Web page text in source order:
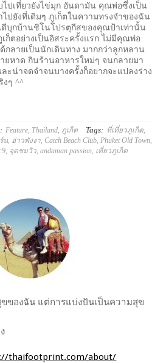
ไปเที่ยวยังไข่มุก อันดามัน คุณพ่อซึ่งเป็น
ปยังที่เดิมๆ ภูเก็ตในความทรงจำของฉัน
ดีบุกบ้านชิโนโปรตุกีสของคุณป้าเท่านั้น
ก็ตอย่างเป็นอิสระครั้งแรก ไม่มีคุณพ่อ
ลายเป็นนักเดินทาง มากกว่าลูกหลาน
ยหาด กินร้านอาหารใหม่ๆ จนกลายมา
ละน่าจดจำจนบางครั้งก็อยากจะแปลงร่าง
งๆ ^^
Feature Thailand ภูเก็ต Tags: ที่เที่ยวภูเก็ต,
น อ่าวพังงา ,Catch Beach Club Phuket Old Town
จุดชมวิว ,andaman passion เที่ยวภูเก็ต
ขของฉัน แต่การแบ่งปันเป็นความสุข
thaifootprint.com/about/